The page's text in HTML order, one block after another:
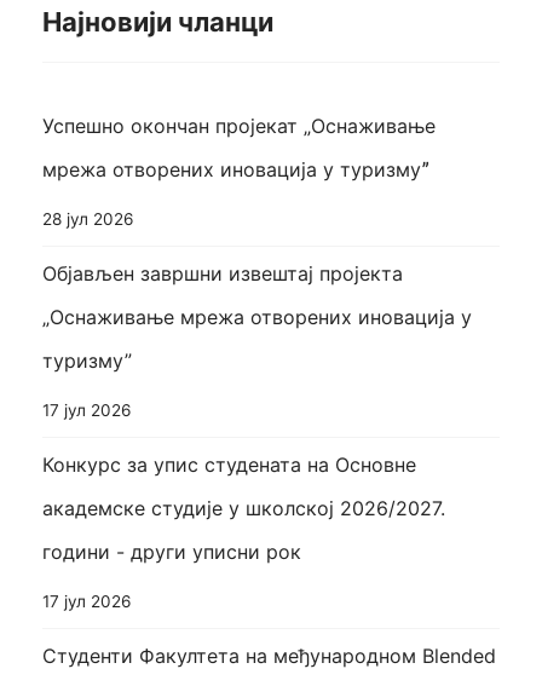
Најновији чланци
Успешно окончан пројекат „Оснаживање
мрежа отворених иновација у туризмуˮ
28 јул 2026
Објављен завршни извештај пројекта
„Оснаживање мрежа отворених иновација у
туризму”
17 јул 2026
Конкурс за упис студената на Основне
академске студије у школској 2026/2027.
години - други уписни рок
17 јул 2026
Студенти Факултета на међународном Blended